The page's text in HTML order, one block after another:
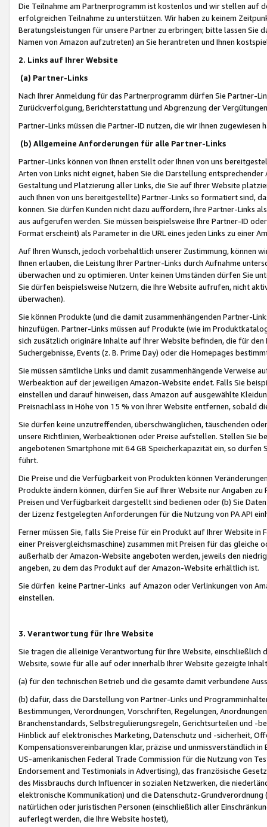
Die Teilnahme am Partnerprogramm ist kostenlos und wir stellen auf
erfolgreichen Teilnahme zu unterstützen. Wir haben zu keinem
Beratungsleistungen für unsere Partner zu erbringen; bitte lassen Sie
Namen von Amazon aufzutreten) an Sie herantreten und Ihnen
2. Links auf Ihrer Website
(a) Partner-Links
Nach Ihrer Anmeldung für das Partnerprogramm dürfen Sie Partner-
Zurückverfolgung, Berichterstattung und Abgrenzung der
Partner-Links müssen die Partner-ID nutzen, die wir Ihnen zugewiesen
(b) Allgemeine Anforderungen für alle Partner-Links
Partner-Links können von Ihnen erstellt oder Ihnen von uns
Arten von Links nicht eignet, haben Sie die Darstellung
Gestaltung und Platzierung aller Links, die Sie auf Ihrer Website
auch Ihnen von uns bereitgestellte) Partner-Links so formatiert sind,
können. Sie dürfen Kunden nicht dazu auffordern, Ihre Partner-Links
aus aufgerufen werden. Sie müssen beispielsweise Ihre Partner-ID
Format erscheint) als Parameter in die URL eines jeden Links zu einer
Auf Ihren Wunsch, jedoch vorbehaltlich unserer Zustimmung, können
Ihnen erlauben, die Leistung Ihrer Partner-Links durch Aufnahme
überwachen und zu optimieren. Unter keinen Umständen dürfen Sie
Sie dürfen beispielsweise Nutzern, die Ihre Website aufrufen, nicht
überwachen).
Sie können Produkte (und die damit zusammenhängenden Partner-
hinzufügen. Partner-Links müssen auf Produkte (wie im
sich zusätzlich originäre Inhalte auf Ihrer Website befinden, die für
Suchergebnisse, Events (z. B. Prime Day) oder die Homepages
Sie müssen sämtliche Links und damit zusammenhängende
Werbeaktion auf der jeweiligen Amazon-Website endet. Falls Sie
einstellen und darauf hinweisen, dass Amazon auf ausgewählte
Preisnachlass in Höhe von 15 % von Ihrer Website entfernen, sobald
Sie dürfen keine unzutreffenden, überschwänglichen, täuschenden
unsere Richtlinien, Werbeaktionen oder Preise aufstellen. Stellen Sie
angebotenen Smartphone mit 64 GB Speicherkapazität ein, so dürfen
führt.
Die Preise und die Verfügbarkeit von Produkten können
Produkte ändern können, dürfen Sie auf Ihrer Website nur Angaben
Preisen und Verfügbarkeit dargestellt sind bedienen oder (b) Sie
der Lizenz festgelegten Anforderungen für die Nutzung von PA API
Ferner müssen Sie, falls Sie Preise für ein Produkt auf Ihrer Website
einer Preisvergleichsmaschine) zusammen mit Preisen für das
außerhalb der Amazon-Website angeboten werden, jeweils den
angeben, zu dem das Produkt auf der Amazon-Website erhältlich ist.
Sie dürfen keine Partner-Links auf Amazon oder Verlinkungen von
einstellen.
3. Verantwortung für Ihre Website
Sie tragen die alleinige Verantwortung für Ihre Website,
Website, sowie für alle auf oder innerhalb Ihrer Website gezeigte
(a) für den technischen Betrieb und die gesamte damit verbundene
(b) dafür, dass die Darstellung von Partner-Links und
Bestimmungen, Verordnungen, Vorschriften, Regelungen,
Branchenstandards, Selbstregulierungsregeln, Gerichtsurteilen und -
Hinblick auf elektronisches Marketing, Datenschutz und -sicherheit,
Kompensationsvereinbarungen klar, präzise und unmissverständlich
US-amerikanischen Federal Trade Commission für die Nutzung von
Endorsement and Testimonials in Advertising), das französische
des Missbrauchs durch Influencer in sozialen Netzwerken, die
elektronische Kommunikation) und die Datenschutz-
natürlichen oder juristischen Personen (einschließlich aller
auferlegt werden, die Ihre Website hostet),